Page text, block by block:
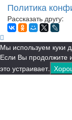
Политика
Рассказать другу:
Мы используем куки
Если Вы продолжите
это устраивает.